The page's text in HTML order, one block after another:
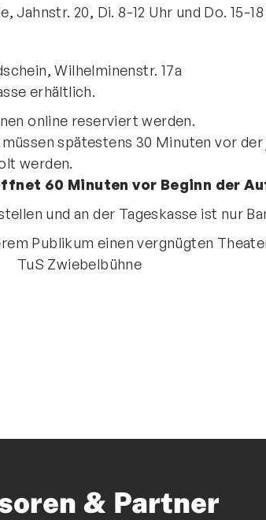
Jahnstr. 20, Di. 8-12 Uhr und Do. 15-
Wilhelminenstr. 17a
erhältlich.
online reserviert werden.
spätestens 30 Minuten vor
werden.
60 Minuten vor Beginn der
und an der Tageskasse ist nur
Publikum einen vergnügten
& Partner